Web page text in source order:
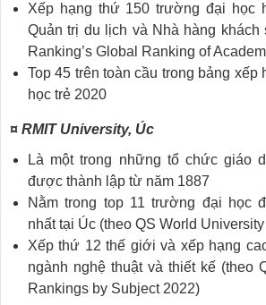
Xếp hạng thứ 150 trường đại học
Quản trị du lịch và Nhà hàng khách
Ranking’s Global Ranking of
Top 45 trên toàn cầu trong bảng xếp
học trẻ 2020
¤ RMIT University, Úc
Là một trong những tổ chức giáo
được thành lập từ năm 1887
Nằm trong top 11 trường đại học
nhất tại Úc (theo QS World
Xếp thứ 12 thế giới và xếp hạng
ngành nghệ thuật và thiết kế (theo
Rankings by Subject 2022)